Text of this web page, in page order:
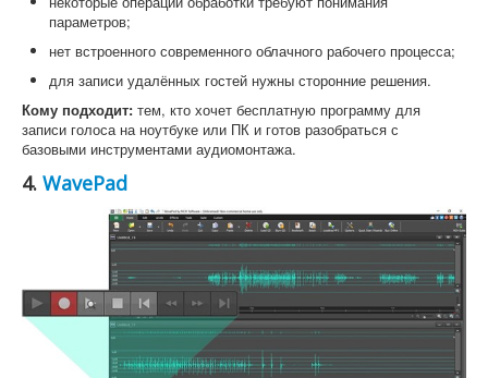
параметров;
нет встроенного современного облачного рабочего процесса;
для записи удалённых гостей нужны сторонние решения.
Кому подходит: тем, кто хочет бесплатную программу для
записи голоса на ноутбуке или ПК и готов разобраться с
базовыми инструментами аудиомонтажа.
4. WavePad